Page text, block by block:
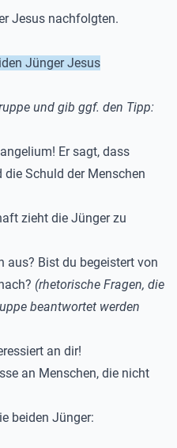
Jesus nachfolgten.
Jünger Jesus
und gib ggf. den Tipp:
Er sagt, dass
Schuld der Menschen
zieht die Jünger zu
aus? Bist du begeistert von
(rhetorische Fragen, die
beantwortet werden
an dir!
an Menschen, die nicht
beiden Jünger: